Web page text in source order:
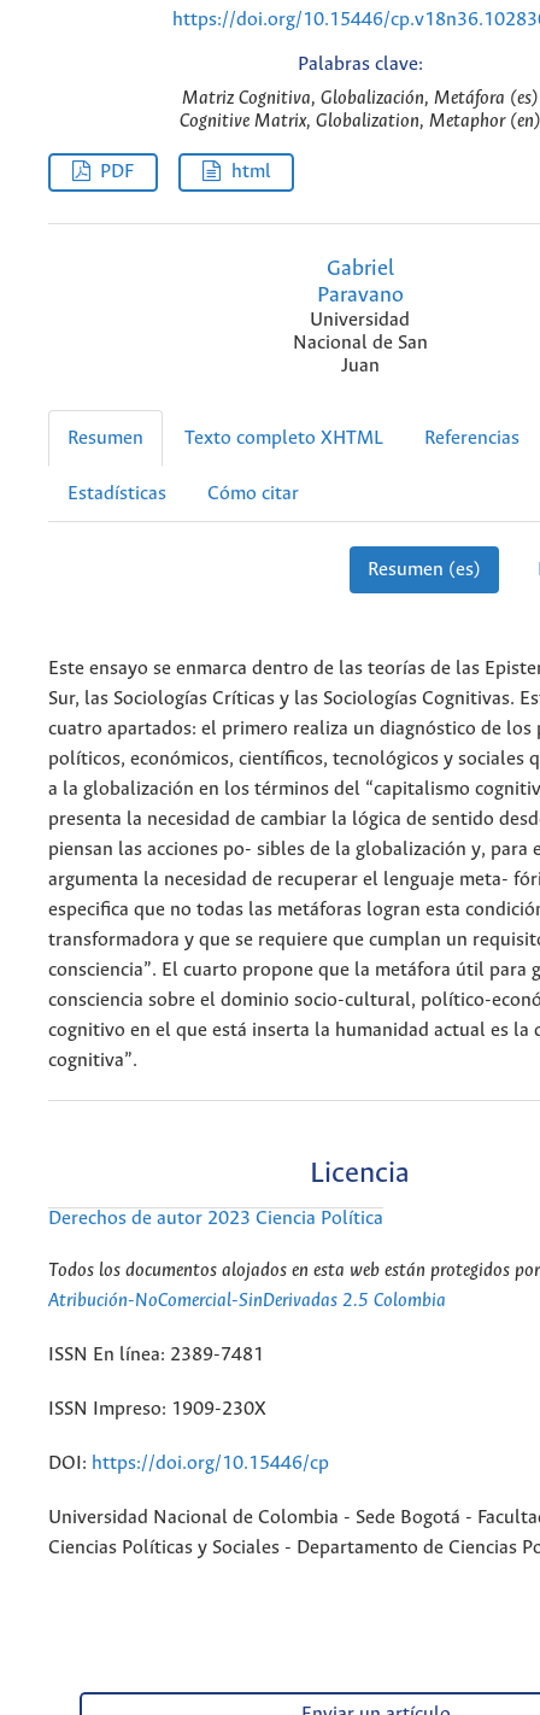
https://doi.org/10.15446/
Palabras clave:
Matriz Cognitiva, Globalización, Metáfora (es)
Cognitive Matrix, Globalization, Metaphor (en)
PDF html
Gabriel
Paravano
Universidad
Nacional de San
Juan
Resumen Texto completo XHTML Referencias
Estadísticas Cómo citar
Resumen (es)
Este ensayo se enmarca dentro de las teorías de las
Sur, las Sociologías Críticas y las Sociologías Cognitivas.
cuatro apartados: el primero realiza un diagnóstico de los
políticos, económicos, científicos, tecnológicos y sociales
a la globalización en los términos del “capitalismo
presenta la necesidad de cambiar la lógica de sentido
piensan las acciones po- sibles de la globalización y, para
argumenta la necesidad de recuperar el lenguaje meta-
especifica que no todas las metáforas logran esta
transformadora y que se requiere que cumplan un
consciencia”. El cuarto propone que la metáfora útil para
consciencia sobre el dominio socio-cultural, político-
cognitivo en el que está inserta la humanidad actual es la
cognitiva”.
Licencia
Derechos de autor 2023 Ciencia Política
Todos los documentos alojados en esta web están protegidos
Atribución-NoComercial-SinDerivadas 2.5 Colombia
ISSN En línea: 2389-7481
ISSN Impreso: 1909-230X
DOI: https://doi.org/10.15446/cp
Universidad Nacional de Colombia - Sede Bogotá -
Ciencias Políticas y Sociales - Departamento de Ciencias